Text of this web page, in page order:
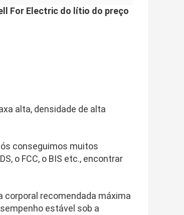
For Electric do lítio do preço
alta, densidade de alta
conseguimos muitos
o FCC, o BIS etc., encontrar
recomendada máxima
estável sob a